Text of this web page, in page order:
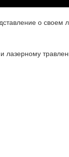
о своем
и лазерному